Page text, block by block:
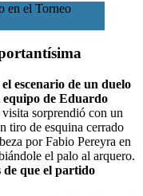
en el Torneo
escenario de un duelo
equipo de Eduardo
sorprendió con un
tiro de esquina cerrado
por Fabio Pereyra en
el palo al arquero.
de que el partido